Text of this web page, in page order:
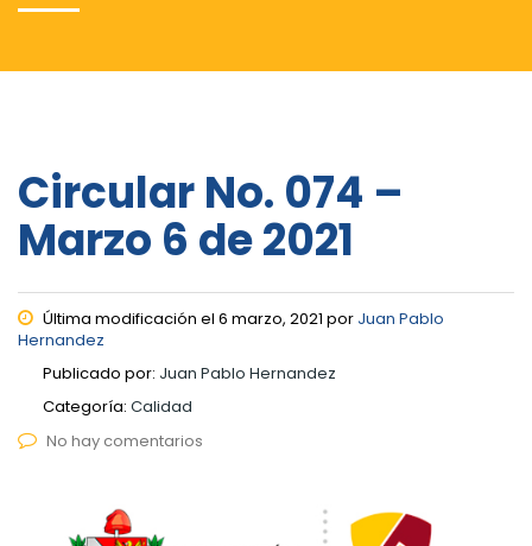
Circular No. 074 –
Marzo 6 de 2021
Última modificación el 6 marzo, 2021 por Juan Pablo
Hernandez
Publicado por: Juan Pablo Hernandez
Categoría: Calidad
No hay comentarios